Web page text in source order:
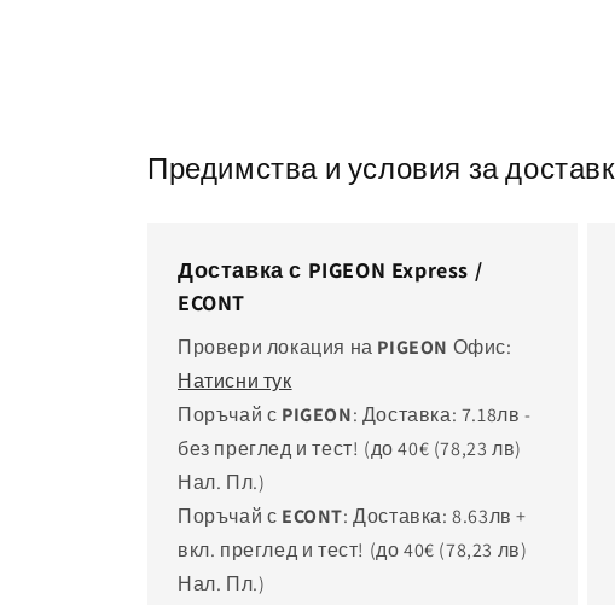
Предимства и условия за
Доставка с PIGEON Express /
ECONT
Провери локация на PIGEON Офис:
Натисни тук
Поръчай с PIGEON: Доставка: 7.18лв -
без преглед и тест! (до 40€ (78,23 лв)
Нал. Пл.)
Поръчай с ECONT: Доставка: 8.63лв +
вкл. преглед и тест! (до 40€ (78,23 лв)
Нал. Пл.)